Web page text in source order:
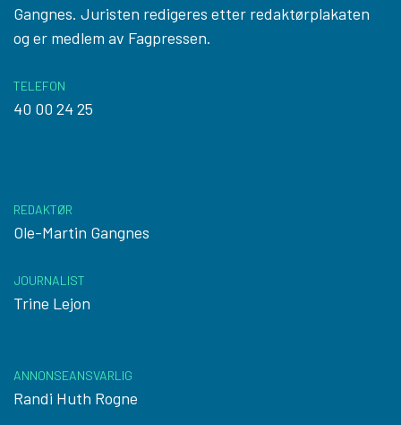
Gangnes. Juristen redigeres etter redaktørplakaten
og er medlem av Fagpressen.
TELEFON
40 00 24 25
REDAKTØR
Ole-Martin Gangnes
JOURNALIST
Trine Lejon
ANNONSEANSVARLIG
Randi Huth Rogne